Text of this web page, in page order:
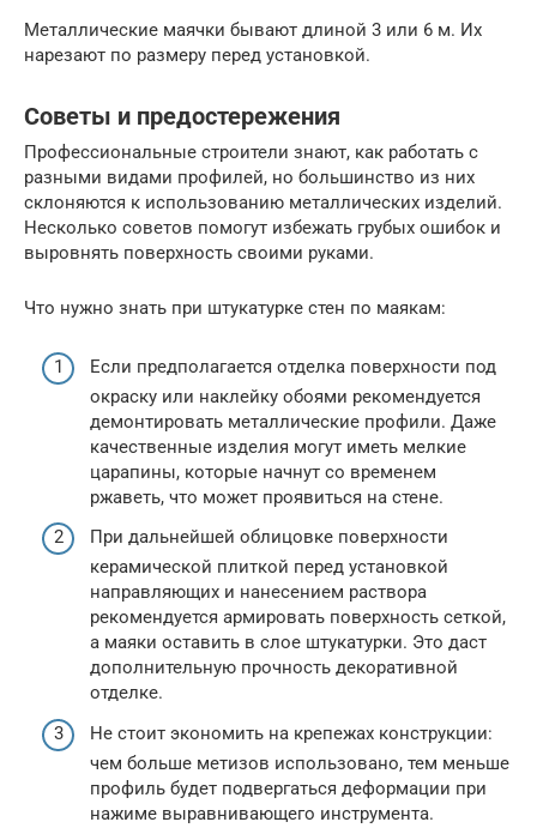
Металлические маячки бывают длиной 3 или 6 м. Их
нарезают по размеру перед установкой.
Советы и предостережения
Профессиональные строители знают, как работать с
разными видами профилей, но большинство из них
склоняются к использованию металлических изделий.
Несколько советов помогут избежать грубых ошибок и
выровнять поверхность своими руками.
Что нужно знать при штукатурке стен по маякам:
Если предполагается отделка поверхности под
окраску или наклейку обоями рекомендуется
демонтировать металлические профили. Даже
качественные изделия могут иметь мелкие
царапины, которые начнут со временем
ржаветь, что может проявиться на стене.
При дальнейшей облицовке поверхности
керамической плиткой перед установкой
направляющих и нанесением раствора
рекомендуется армировать поверхность сеткой,
а маяки оставить в слое штукатурки. Это даст
дополнительную прочность декоративной
отделке.
Не стоит экономить на крепежах конструкции:
чем больше метизов использовано, тем меньше
профиль будет подвергаться деформации при
нажиме выравнивающего инструмента.